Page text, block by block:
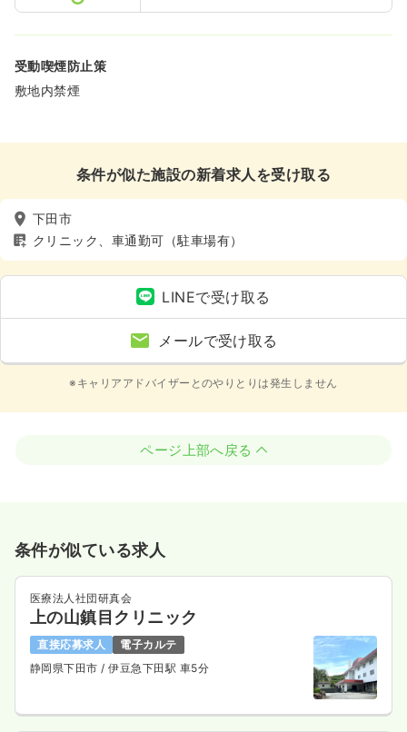
受動喫煙防止策
敷地内禁煙
条件が似た施設の新着求人を受け取る
下田市
クリニック、車通勤可（駐車場有）
LINEで受け取る
メールで受け取る
※キャリアアドバイザーとのやりとりは発生しません
ページ上部へ戻る
条件が似ている求人
医療法人社団研真会
上の山鎮目クリニック
直接応募求人
電子カルテ
静岡県下田市/ 伊豆急下田駅 車5分